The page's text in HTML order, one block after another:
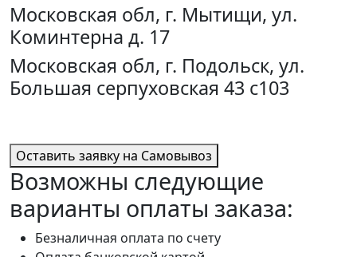
Московская обл, г. Мытищи, ул.
Коминтерна д. 17
Московская обл, г. Подольск, ул.
Большая серпуховская 43 с103
Оставить заявку на Самовывоз
Возможны следующие
варианты оплаты заказа:
Безналичная оплата по счету